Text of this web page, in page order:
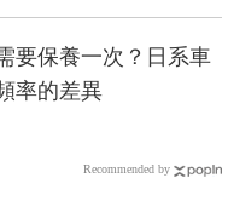
要保養一次？日系車
率的差異
Recommended by